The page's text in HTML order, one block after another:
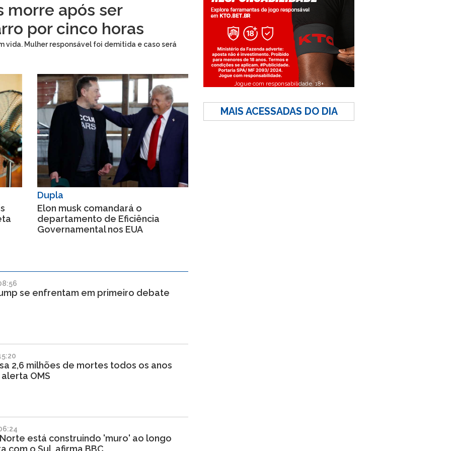
morre após ser
por cinco horas
vida. Mulher responsável foi demitida e caso será
Dupla
Elon musk comandará o
departamento de Eficiência
Governamental nos EUA
se enfrentam em primeiro debate
2,6 milhões de mortes todos os anos
OMS
está construindo 'muro' ao longo
com o Sul, afirma BBC
Jogue com responsabilidade. 18+
MAIS ACESSADAS DO DIA